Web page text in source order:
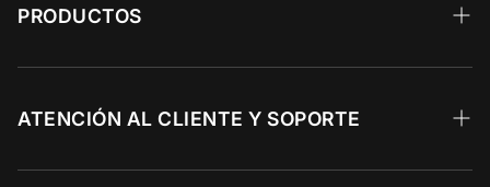
PRODUCTOS
Wagyu
Calidad Prime
ATENCIÓN AL CLIENTE Y SOPORTE
Recetas 🥩